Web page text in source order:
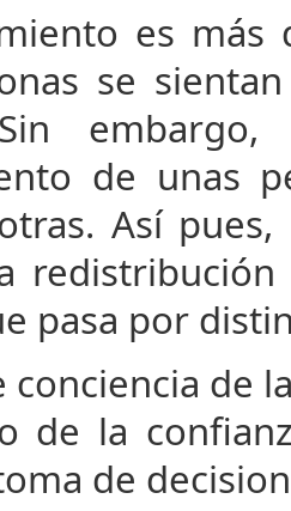
es
se
Sin
de unas
Así
pasa por
conciencia de
de la
de